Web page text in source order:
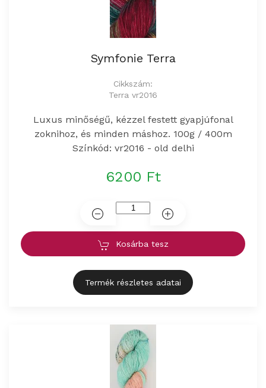
Symfonie Terra
Cikkszám:
Terra vr2016
Luxus minőségű, kézzel festett gyapjúfonal
zoknihoz, és minden máshoz. 100g / 400m
Színkód: vr2016 - old delhi
6200 Ft
Kosárba tesz
Termék részletes adatai